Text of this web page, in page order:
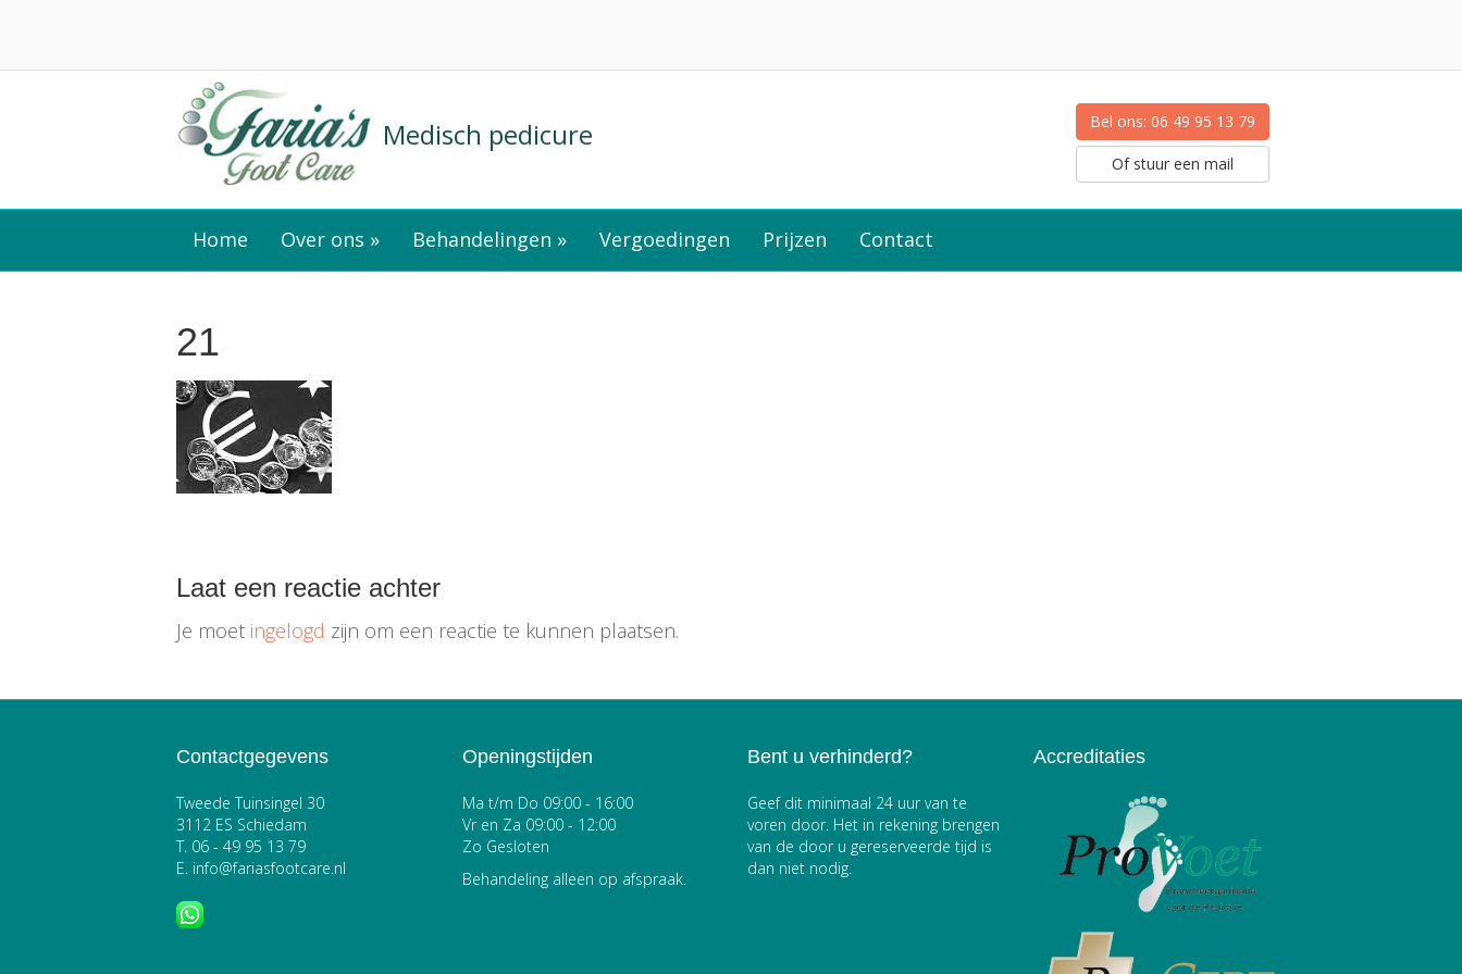
Medisch pedicure Bel ons: 06 49 95 13 79
Of stuur een mail
Home Over ons » Behandelingen » Vergoedingen Prijzen Contact
21
Laat een reactie achter
Je moet ingelogd zijn om een reactie te kunnen plaatsen.
Contactgegevens
Tweede Tuinsingel 30
3112 ES Schiedam
T. 06 - 49 95 13 79
E. info@fariasfootcare.nl
Openingstijden
Ma t/m Do 09:00 - 16:00
Vr en Za 09:00 - 12:00
Zo Gesloten
Behandeling alleen op afspraak.
Bent u verhinderd?
Geef dit minimaal 24 uur van te
voren door. Het in rekening brengen
van de door u gereserveerde tijd is
dan niet nodig.
Accreditaties